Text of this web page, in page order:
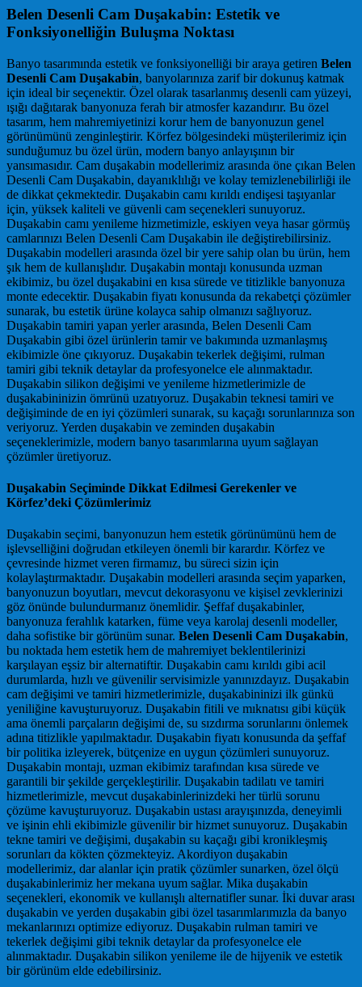
Belen Desenli Cam Duşakabin: Estetik ve
Fonksiyonelliğin Buluşma Noktası
Banyo tasarımında estetik ve fonksiyonelliği bir araya getiren Belen
Desenli Cam Duşakabin, banyolarınıza zarif bir dokunuş katmak
için ideal bir seçenektir. Özel olarak tasarlanmış desenli cam yüzeyi,
ışığı dağıtarak banyonuza ferah bir atmosfer kazandırır. Bu özel
tasarım, hem mahremiyetinizi korur hem de banyonuzun genel
görünümünü zenginleştirir. Körfez bölgesindeki müşterilerimiz için
sunduğumuz bu özel ürün, modern banyo anlayışının bir
yansımasıdır. Cam duşakabin modellerimiz arasında öne çıkan Belen
Desenli Cam Duşakabin, dayanıklılığı ve kolay temizlenebilirliği ile
de dikkat çekmektedir. Duşakabin camı kırıldı endişesi taşıyanlar
için, yüksek kaliteli ve güvenli cam seçenekleri sunuyoruz.
Duşakabin camı yenileme hizmetimizle, eskiyen veya hasar görmüş
camlarınızı Belen Desenli Cam Duşakabin ile değiştirebilirsiniz.
Duşakabin modelleri arasında özel bir yere sahip olan bu ürün, hem
şık hem de kullanışlıdır. Duşakabin montajı konusunda uzman
ekibimiz, bu özel duşakabini en kısa sürede ve titizlikle banyonuza
monte edecektir. Duşakabin fiyatı konusunda da rekabetçi çözümler
sunarak, bu estetik ürüne kolayca sahip olmanızı sağlıyoruz.
Duşakabin tamiri yapan yerler arasında, Belen Desenli Cam
Duşakabin gibi özel ürünlerin tamir ve bakımında uzmanlaşmış
ekibimizle öne çıkıyoruz. Duşakabin tekerlek değişimi, rulman
tamiri gibi teknik detaylar da profesyonelce ele alınmaktadır.
Duşakabin silikon değişimi ve yenileme hizmetlerimizle de
duşakabininizin ömrünü uzatıyoruz. Duşakabin teknesi tamiri ve
değişiminde de en iyi çözümleri sunarak, su kaçağı sorunlarınıza son
veriyoruz. Yerden duşakabin ve zeminden duşakabin
seçeneklerimizle, modern banyo tasarımlarına uyum sağlayan
çözümler üretiyoruz.
Duşakabin Seçiminde Dikkat Edilmesi Gerekenler ve
Körfez’deki Çözümlerimiz
Duşakabin seçimi, banyonuzun hem estetik görünümünü hem de
işlevselliğini doğrudan etkileyen önemli bir karardır. Körfez ve
çevresinde hizmet veren firmamız, bu süreci sizin için
kolaylaştırmaktadır. Duşakabin modelleri arasında seçim yaparken,
banyonuzun boyutları, mevcut dekorasyonu ve kişisel zevklerinizi
göz önünde bulundurmanız önemlidir. Şeffaf duşakabinler,
banyonuza ferahlık katarken, füme veya karolaj desenli modeller,
daha sofistike bir görünüm sunar. Belen Desenli Cam Duşakabin,
bu noktada hem estetik hem de mahremiyet beklentilerinizi
karşılayan eşsiz bir alternatiftir. Duşakabin camı kırıldı gibi acil
durumlarda, hızlı ve güvenilir servisimizle yanınızdayız. Duşakabin
cam değişimi ve tamiri hizmetlerimizle, duşakabininizi ilk günkü
yeniliğine kavuşturuyoruz. Duşakabin fitili ve mıknatısı gibi küçük
ama önemli parçaların değişimi de, su sızdırma sorunlarını önlemek
adına titizlikle yapılmaktadır. Duşakabin fiyatı konusunda da şeffaf
bir politika izleyerek, bütçenize en uygun çözümleri sunuyoruz.
Duşakabin montajı, uzman ekibimiz tarafından kısa sürede ve
garantili bir şekilde gerçekleştirilir. Duşakabin tadilatı ve tamiri
hizmetlerimizle, mevcut duşakabinlerinizdeki her türlü sorunu
çözüme kavuşturuyoruz. Duşakabin ustası arayışınızda, deneyimli
ve işinin ehli ekibimizle güvenilir bir hizmet sunuyoruz. Duşakabin
tekne tamiri ve değişimi, duşakabin su kaçağı gibi kronikleşmiş
sorunları da kökten çözmekteyiz. Akordiyon duşakabin
modellerimiz, dar alanlar için pratik çözümler sunarken, özel ölçü
duşakabinlerimiz her mekana uyum sağlar. Mika duşakabin
seçenekleri, ekonomik ve kullanışlı alternatifler sunar. İki duvar arası
duşakabin ve yerden duşakabin gibi özel tasarımlarımızla da banyo
mekanlarınızı optimize ediyoruz. Duşakabin rulman tamiri ve
tekerlek değişimi gibi teknik detaylar da profesyonelce ele
alınmaktadır. Duşakabin silikon yenileme ile de hijyenik ve estetik
bir görünüm elde edebilirsiniz.